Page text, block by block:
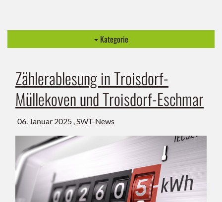
Kategorie
Zählerablesung in Troisdorf-
Müllekoven und Troisdorf-Eschmar
06. Januar 2025 ,SWT-News